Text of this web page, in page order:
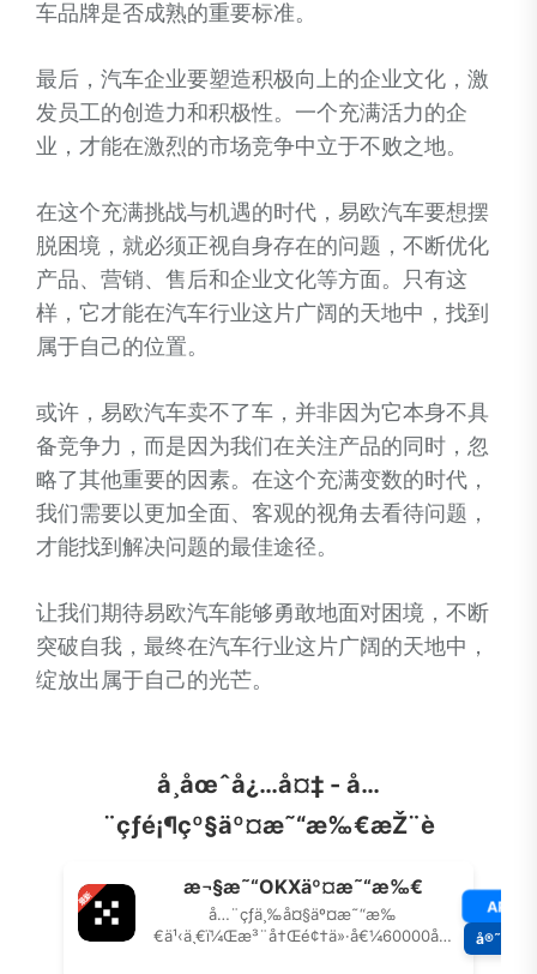
车品牌是否成熟的重要标准。
最后，汽车企业要塑造积极向上的企业文化，激
发员工的创造力和积极性。一个充满活力的企
业，才能在激烈的市场竞争中立于不败之地。
在这个充满挑战与机遇的时代，易欧汽车要想摆
脱困境，就必须正视自身存在的问题，不断优化
产品、营销、售后和企业文化等方面。只有这
样，它才能在汽车行业这片广阔的天地中，找到
属于自己的位置。
或许，易欧汽车卖不了车，并非因为它本身不具
备竞争力，而是因为我们在关注产品的同时，忽
略了其他重要的因素。在这个充满变数的时代，
我们需要以更加全面、客观的视角去看待问题，
才能找到解决问题的最佳途径。
让我们期待易欧汽车能够勇敢地面对困境，不断
突破自我，最终在汽车行业这片广阔的天地中，
绽放出属于自己的光芒。